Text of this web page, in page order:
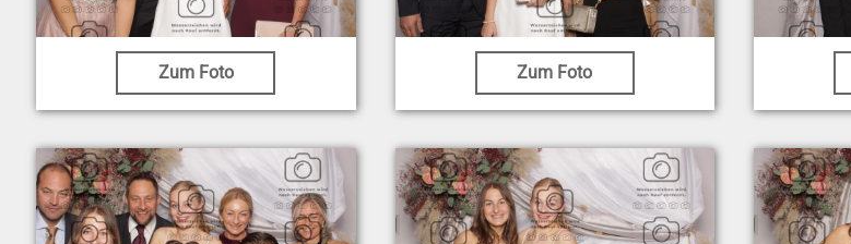
Zum Foto Zum Foto